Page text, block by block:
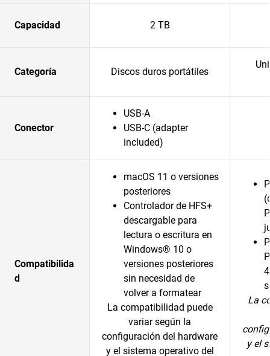
Capacidad 2 TB
Categoría Discos duros portátiles
Conector
USB-A
USB-C (adapter
included)
Compatibilida
d
macOS 11 o versiones
posteriores
Controlador de HFS+
descargable para
lectura o escritura en
Windows® 10 o
versiones posteriores
sin necesidad de
volver a formatear
La compatibilidad puede
variar según la
configuración del hardware
y el sistema operativo del
La
y el